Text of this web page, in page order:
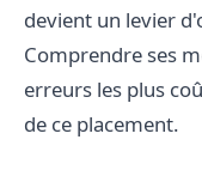
devient un levier
Comprendre ses
erreurs les plus
de ce placement.